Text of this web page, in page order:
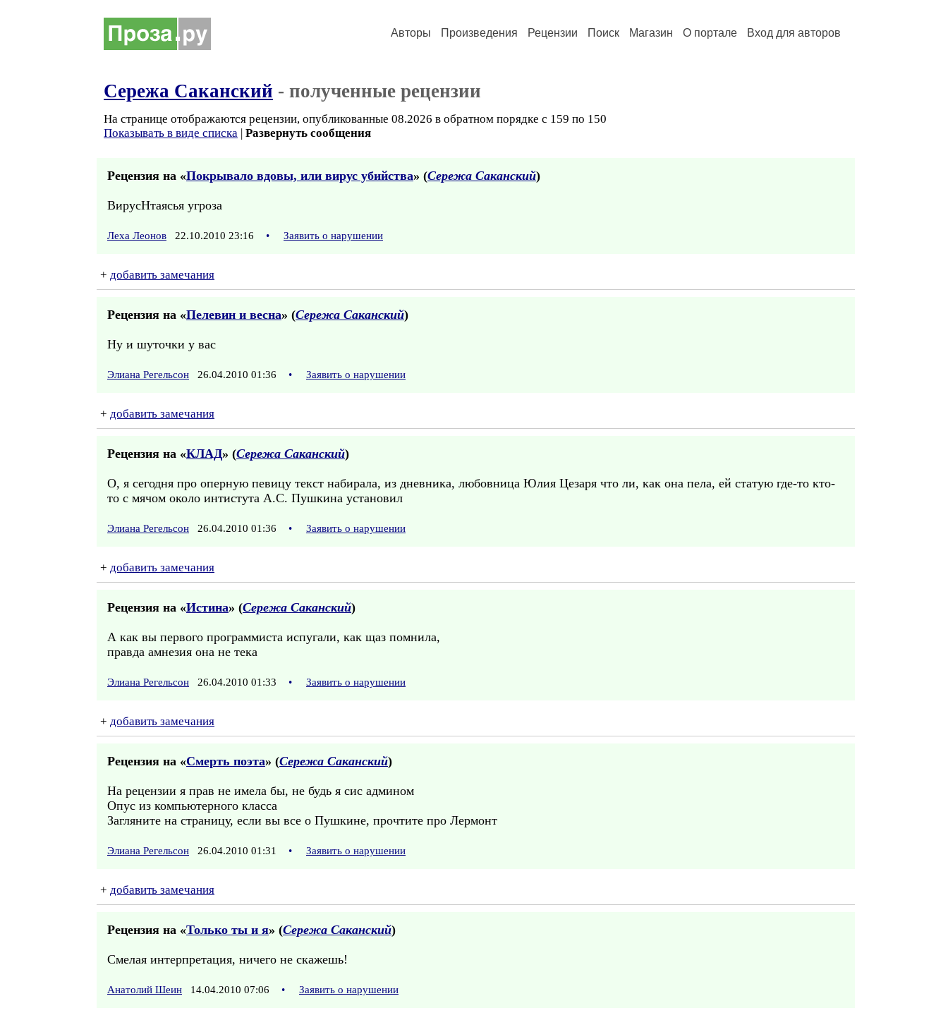
Авторы Произведения Рецензии Поиск Магазин О портале Вход для авторов
Сережа Саканский - полученные рецензии
На странице отображаются рецензии, опубликованные 08.2026 в обратном порядке с 159 по 150
Показывать в виде списка | Развернуть сообщения
Рецензия на «Покрывало вдовы, или вирус убийства» (Сережа Саканский)
ВирусНтаясья угроза
Леха Леонов 22.10.2010 23:16 • Заявить о нарушении
+ добавить замечания
Рецензия на «Пелевин и весна» (Сережа Саканский)
Ну и шуточки у вас
Элиана Регельсон 26.04.2010 01:36 • Заявить о нарушении
+ добавить замечания
Рецензия на «КЛАД» (Сережа Саканский)
О, я сегодня про оперную певицу текст набирала, из дневника, любовница Юлия Цезаря что ли, как она пела, ей статую где-то кто-
то с мячом около интистута А.С. Пушкина установил
Элиана Регельсон 26.04.2010 01:36 • Заявить о нарушении
+ добавить замечания
Рецензия на «Истина» (Сережа Саканский)
А как вы первого программиста испугали, как щаз помнила,
правда амнезия она не тека
Элиана Регельсон 26.04.2010 01:33 • Заявить о нарушении
+ добавить замечания
Рецензия на «Смерть поэта» (Сережа Саканский)
На рецензии я прав не имела бы, не будь я сис админом
Опус из компьютерного класса
Загляните на страницу, если вы все о Пушкине, прочтите про Лермонт
Элиана Регельсон 26.04.2010 01:31 • Заявить о нарушении
+ добавить замечания
Рецензия на «Только ты и я» (Сережа Саканский)
Смелая интерпретация, ничего не скажешь!
Анатолий Шеин 14.04.2010 07:06 • Заявить о нарушении